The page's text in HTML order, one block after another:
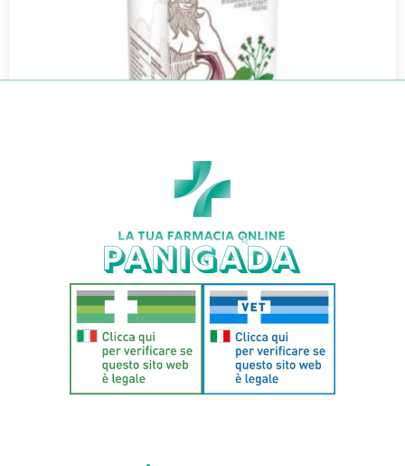
€18,50
Aggiungi al carrello